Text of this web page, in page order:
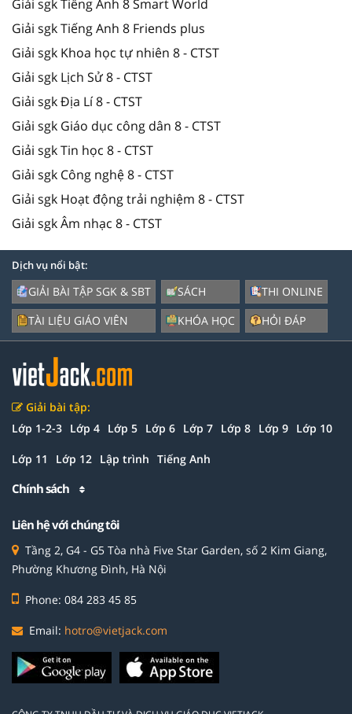
Giải sgk Tiếng Anh 8 Smart World
Giải sgk Tiếng Anh 8 Friends plus
Giải sgk Khoa học tự nhiên 8 - CTST
Giải sgk Lịch Sử 8 - CTST
Giải sgk Địa Lí 8 - CTST
Giải sgk Giáo dục công dân 8 - CTST
Giải sgk Tin học 8 - CTST
Giải sgk Công nghệ 8 - CTST
Giải sgk Hoạt động trải nghiệm 8 - CTST
Giải sgk Âm nhạc 8 - CTST
Dịch vụ nổi bật:
GIẢI BÀI TẬP SGK & SBT
TÀI LIỆU GIÁO VIÊN
SÁCH
KHÓA HỌC
THI ONLINE
HỎI ĐÁP
Giải bài tập:
Lớp 1-2-3 Lớp 4 Lớp 5 Lớp 6 Lớp 7 Lớp 8 Lớp 9 Lớp 10
Lớp 11 Lớp 12 Lập trình Tiếng Anh
Chính sách
Liên hệ với chúng tôi
Tầng 2, G4 - G5 Tòa nhà Five Star Garden, số 2 Kim Giang,
Phường Khương Đình, Hà Nội
Phone: 084 283 45 85
Email: hotro@vietjack.com